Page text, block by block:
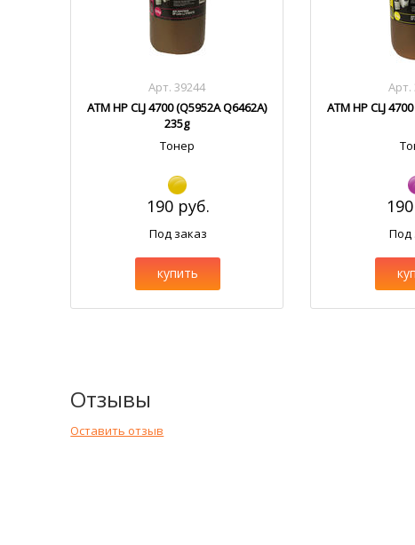
Арт. 39244
ATM HP CLJ 4700 (Q5952A Q6462A)
235g
Тонер
190 руб.
Под заказ
купить
Арт.
ATM HP CLJ
Под
Отзывы
Оставить отзыв